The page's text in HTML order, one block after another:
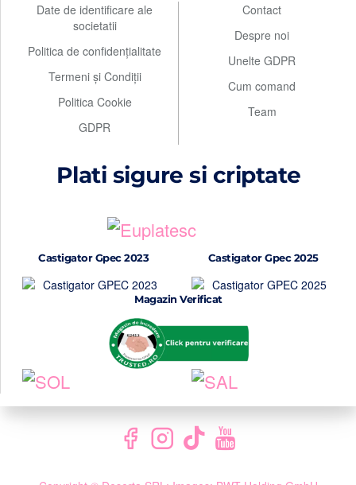
Date de identificare ale
societatii
Politica de confidențialitate
Termeni și Condiții
Politica Cookie
GDPR
Contact
Despre noi
Unelte GDPR
Cum comand
Team
Plati sigure si criptate
Castigator Gpec 2023 Castigator Gpec 2025
Magazin Verificat